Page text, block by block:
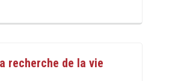
recherche de la vie